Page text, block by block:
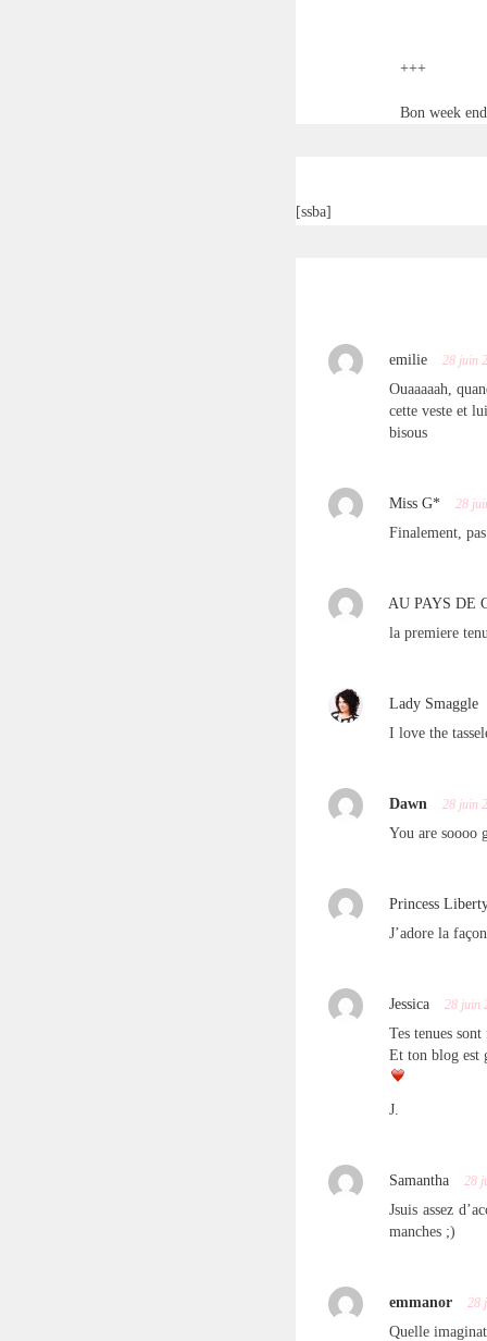
+++
Bon week
[ssba]
emilie 28 juin
Ouaaaaah,
cette veste et
bisous
Miss G* 28
Finalement,
AU PAYS DE
la premiere
Lady Smaggle
I love the
Dawn 28 juin
You are soooo
Princess
J’adore la
Jessica 28 juin
Tes tenues
Et ton blog est
J.
Samantha 28
Jsuis assez
manches ;)
emmanor 28
Quelle